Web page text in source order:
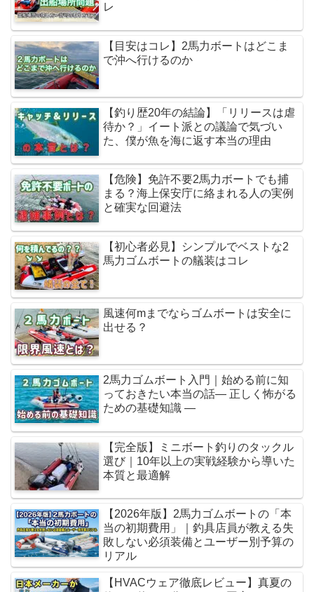
レ
【目安はコレ】2馬力ボートはどこま
で沖へ行けるのか
【釣り歴20年の結論】「リリースは虐
待か？」イート派との議論で気づい
た、僕が魚を海に返す本当の理由
【危険】免許不要2馬力ボートでも捕
まる？海上保安庁に絡まれる人の実例
と確実な回避法
【初心者必見】シンプルでベストな2
馬力ゴムボートの艤装はコレ
風速何mまでならゴムボートは安全に
出せる？
2馬力ゴムボート入門｜始める前に知
っておきたい本当の話― 正しく怖がる
ための基礎知識 ―
【完全版】ミニボート釣りのタックル
選び｜10年以上の実戦経験から導いた
本質と最適解
【2026年版】2馬力ゴムボートの「本
当の初期費用」｜釣具店員が教える失
敗しない必須装備とユーザー別予算の
リアル
【HVACウェア徹底レビュー】真夏の